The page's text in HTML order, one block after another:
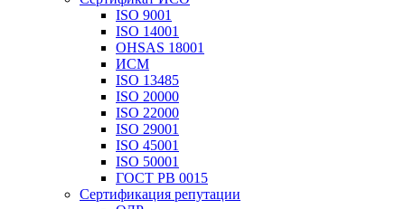
ISO 9001
ISO 14001
OHSAS 18001
ИСМ
ISO 13485
ISO 20000
ISO 22000
ISO 29001
ISO 45001
ISO 50001
ГОСТ РВ 0015
Сертификация репутации